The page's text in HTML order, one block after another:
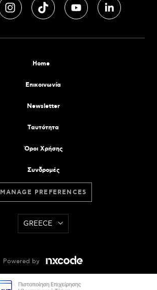
Home
Επικοινωνία
Newsletter
Tαυτότητα
Όροι Χρήσης
Συνδρομές
MANAGE PREFERENCES
GREECE
Powered by